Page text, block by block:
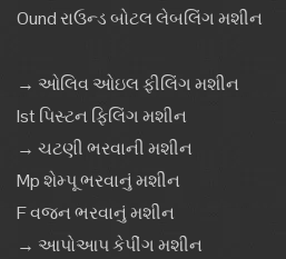
Ound રાઉન્ડ બોટલ લેબલિંગ મશીન
→ ઓલિવ ઓઇલ ફીલિંગ મશીન
Ist પિસ્ટન ફિલિંગ મશીન
→ ચટણી ભરવાની મશીન
Mp શેમ્પૂ ભરવાનું મશીન
F વજન ભરવાનું મશીન
→ આપોઆપ કેપીંગ મશીન